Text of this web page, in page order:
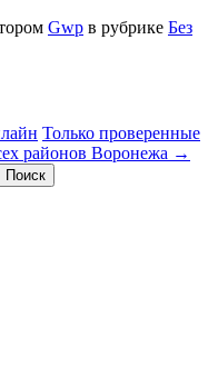
Gwp в рубрике Без
Только проверенные
районов Воронежа →